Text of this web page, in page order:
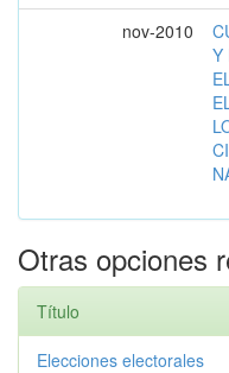
nov-2010
Y
Otras opciones
Título
Elecciones electorales